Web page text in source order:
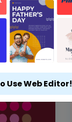
Use Web Editor!